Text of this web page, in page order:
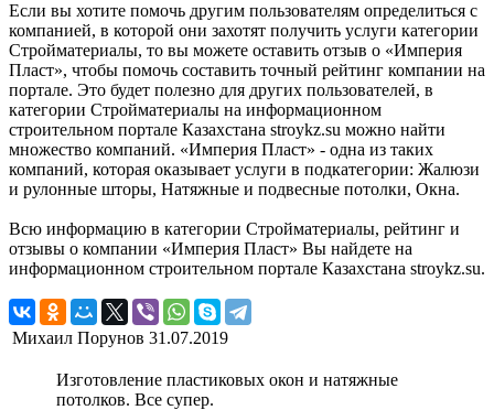
Если вы хотите помочь другим пользователям определиться с
компанией, в которой они захотят получить услуги категории
Стройматериалы, то вы можете оставить отзыв о «Империя
Пласт», чтобы помочь составить точный рейтинг компании на
портале. Это будет полезно для других пользователей, в
категории Стройматериалы на информационном
строительном портале Казахстана stroykz.su можно найти
множество компаний. «Империя Пласт» - одна из таких
компаний, которая оказывает услуги в подкатегории: Жалюзи
и рулонные шторы, Натяжные и подвесные потолки, Окна.
Всю информацию в категории Стройматериалы, рейтинг и
отзывы о компании «Империя Пласт» Вы найдете на
информационном строительном портале Казахстана stroykz.su.
Михаил Порунов 31.07.2019
Изготовление пластиковых окон и натяжные
потолков. Все супер.